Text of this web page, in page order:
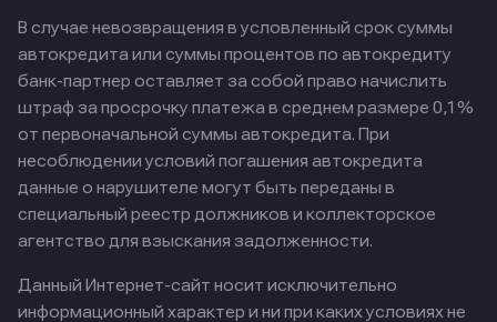
В случае невозвращения в условленный срок суммы
автокредита или суммы процентов по автокредиту
банк-партнер оставляет за собой право начислить
штраф за просрочку платежа в среднем размере 0,1%
от первоначальной суммы автокредита. При
несоблюдении условий погашения автокредита
данные о нарушителе могут быть переданы в
специальный реестр должников и коллекторское
агентство для взыскания задолженности.
Данный Интернет-сайт носит исключительно
информационный характер и ни при каких условиях не